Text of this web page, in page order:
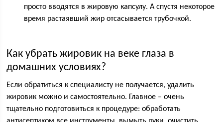
просто вводятся в жировую капсулу. А спустя некоторое
время растаявший жир отсасывается трубочкой.
Как убрать жировик на веке глаза в
домашних условиях?
Если обратиться к специалисту не получается, удалить
жировик можно и самостоятельно. Главное – очень
тщательно подготовиться к процедуре: обработать